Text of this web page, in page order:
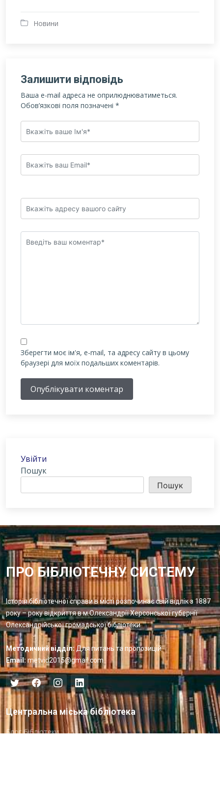
Новини
Залишити відповідь
Ваша e-mail адреса не оприлюднюватиметься.
Обов’язкові поля позначені *
Зберегти моє ім'я, e-mail, та адресу сайту в цьому
браузері для моїх подальших коментарів.
Опублікувати коментар
Увійти
Пошук
Пошук
ПРО БІБЛІОТЕЧНУ СИСТЕМУ
Історія бібліотечної справи в місті розпочинає свій відлік з 1887
року – року відкриття в м.Олександрії Херсонської губернії
Олександрійської громадської бібліотеки
Методичний відділ: Для питань та пропозицій
Email: metvid2015@gmail.com
Центральна міська бібліотека
Блог бібліотеки